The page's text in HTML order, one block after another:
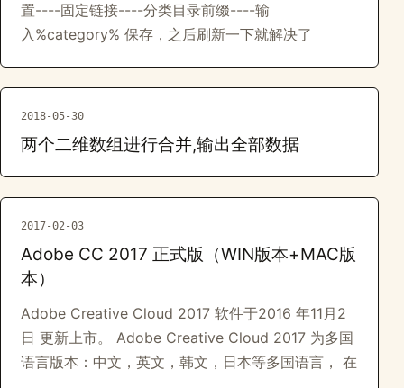
置----固定链接----分类目录前缀----输
入%category% 保存，之后刷新一下就解决了
2018-05-30
两个二维数组进行合并,输出全部数据
2017-02-03
Adobe CC 2017 正式版（WIN版本+MAC版
本）
Adobe Creative Cloud 2017 软件于2016 年11月2
日 更新上市。 Adobe Creative Cloud 2017 为多国
语言版本：中文，英文，韩文，日本等多国语言， 在